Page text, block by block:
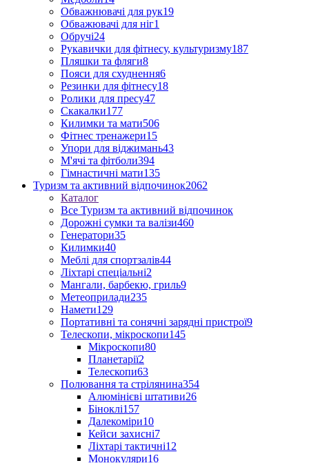
Обважнювачі для рук19
Обважювачі для ніг1
Обручі24
Рукавички для фітнесу, культуризму187
Пляшки та фляги8
Пояси для схуднення6
Резинки для фітнесу18
Ролики для пресу47
Скакалки177
Килимки та мати506
Фітнес тренажери15
Упори для віджимань43
М'ячі та фітболи394
Гімнастичні мати135
Туризм та активний відпочинок2062
Каталог
Все Туризм та активний відпочинок
Дорожні сумки та валізи460
Генератори35
Килимки40
Меблі для спортзалів44
Ліхтарі спеціальні2
Мангали, барбекю, гриль9
Метеоприлади235
Намети129
Портативні та сонячні зарядні пристрої9
Телескопи, мікроскопи145
Мікроскопи80
Планетарії2
Телескопи63
Полювання та стрілянина354
Алюмінієві штативи26
Біноклі157
Далекоміри10
Кейси захисні7
Ліхтарі тактичні12
Монокуляри16